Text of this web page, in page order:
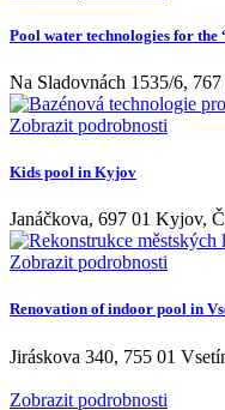
Pool water technologies for the
Na Sladovnách 1535/6,
Zobrazit podrobnosti
Kids pool in Kyjov
Janáčkova, 697 01 Kyjov,
Zobrazit podrobnosti
Renovation of indoor pool in
Jiráskova 340, 755 01
Zobrazit podrobnosti